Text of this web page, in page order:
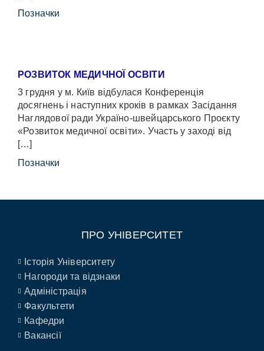
Позначки
РОЗВИТОК МЕДИЧНОЇ ОСВІТИ
3 грудня у м. Київ відбулася Конференція
досягнень і наступних кроків в рамках Засідання
Наглядової ради Україно-швейцарського Проєкту
«Розвиток медичної освіти». Участь у заході від
[…]
Позначки
ПРО УНІВЕРСИТЕТ
Історія Університету
Нагороди та відзнаки
Адміністрація
Факультети
Кафедри
Вакансії